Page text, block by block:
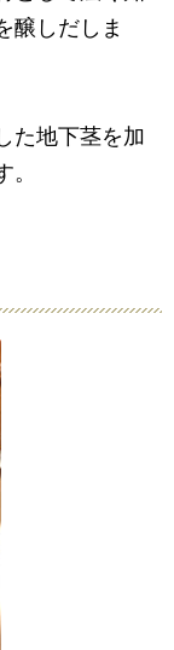
醸しだしま
た地下茎を加